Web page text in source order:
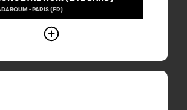
- PARIS (FR)